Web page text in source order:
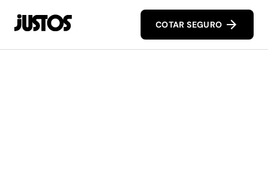
COTAR SEGURO